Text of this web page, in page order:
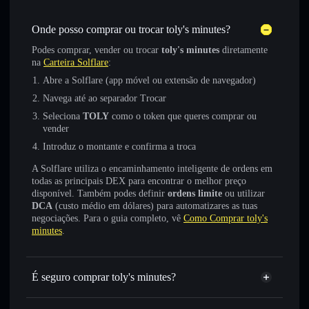
Onde posso comprar ou trocar toly's minutes?
Podes comprar, vender ou trocar toly's minutes diretamente
na Carteira Solflare:
Abre a Solflare (app móvel ou extensão de navegador)
Navega até ao separador Trocar
Seleciona TOLY como o token que queres comprar ou
vender
Introduz o montante e confirma a troca
A Solflare utiliza o encaminhamento inteligente de ordens em
todas as principais DEX para encontrar o melhor preço
disponível. Também podes definir ordens limite ou utilizar
DCA (custo médio em dólares) para automatizares as tuas
negociações. Para o guia completo, vê Como Comprar toly's
minutes.
É seguro comprar toly's minutes?
toly's minutes token verificado